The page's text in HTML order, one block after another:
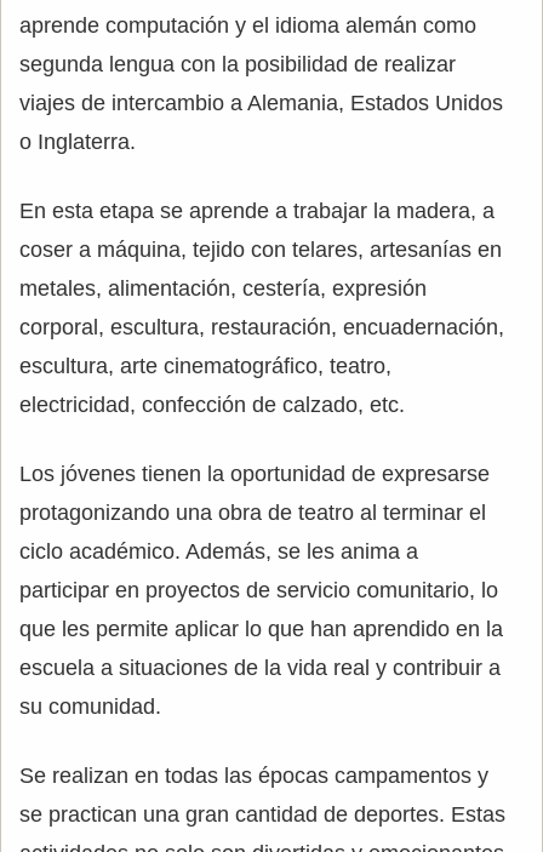
aprende computación y el idioma alemán como
segunda lengua con la posibilidad de realizar
viajes de intercambio a Alemania, Estados Unidos
o Inglaterra.
En esta etapa se aprende a trabajar la madera, a
coser a máquina, tejido con telares, artesanías en
metales, alimentación, cestería, expresión
corporal, escultura, restauración, encuadernación,
escultura, arte cinematográfico, teatro,
electricidad, confección de calzado, etc.
Los jóvenes tienen la oportunidad de expresarse
protagonizando una obra de teatro al terminar el
ciclo académico. Además, se les anima a
participar en proyectos de servicio comunitario, lo
que les permite aplicar lo que han aprendido en la
escuela a situaciones de la vida real y contribuir a
su comunidad.
Se realizan en todas las épocas campamentos y
se practican una gran cantidad de deportes. Estas